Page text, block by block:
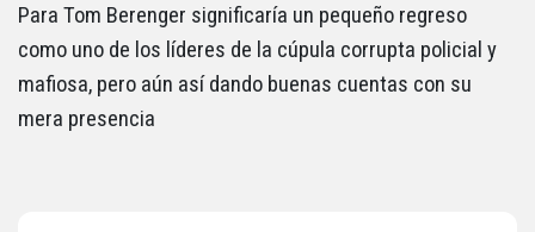
Para Tom Berenger significaría un pequeño regreso
como uno de los líderes de la cúpula corrupta policial y
mafiosa, pero aún así dando buenas cuentas con su
mera presencia